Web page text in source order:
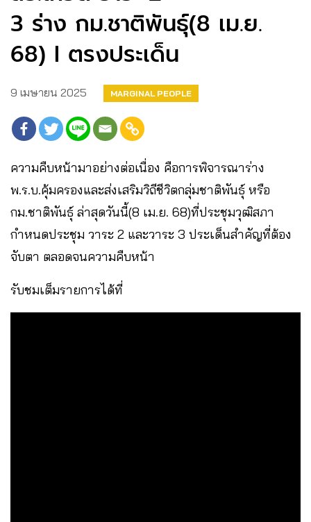
3 ร่าง กม.ชาติพันธุ์(8 เม.ย.
68) I ตรงประเด็น
9 เมษายน 2025 MARGINAL PEOPLE
ความคืบหน้ามาอย่างต่อเนื่อง คือการพิจารณาร่าง
พ.ร.บ.คุ้มครองและส่งเสริมวิถีชีวิตกลุ่มชาติพันธุ์ หรือ
กม.ชาติพันธุ์ ล่าสุดวันนี้(8 เม.ย. 68)ที่ประชุมวุฒิสภา
กำหนดประชุม วาระ 2 และวาระ 3 ประเด็นสำคัญที่ต้อง
จับตา ตลอดจนความคืบหน้า
รับชมเต็มรายการได้ที่